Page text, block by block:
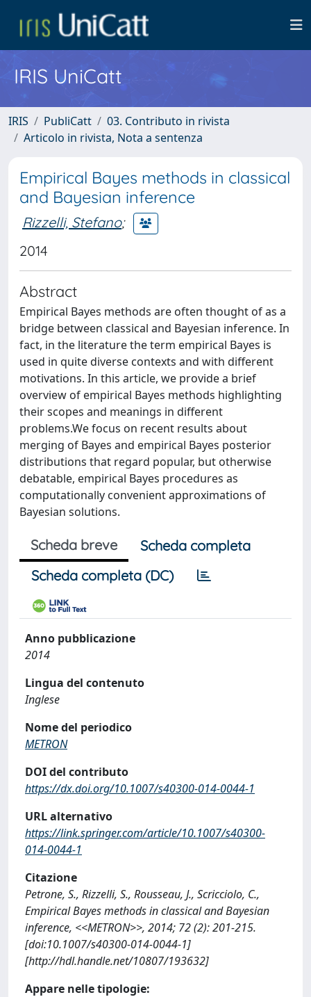
IRIS UniCatt
IRIS PubliCatt
03. Contributo in rivista
Articolo in rivista, Nota a sentenza
Empirical Bayes methods in classical
and Bayesian inference
Rizzelli, Stefano;
2014
Abstract
Empirical Bayes methods are often thought of as a
bridge between classical and Bayesian inference. In
fact, in the literature the term empirical Bayes is
used in quite diverse contexts and with different
motivations. In this article, we provide a brief
overview of empirical Bayes methods highlighting
their scopes and meanings in different
problems.We focus on recent results about
merging of Bayes and empirical Bayes posterior
distributions that regard popular, but otherwise
debatable, empirical Bayes procedures as
computationally convenient approximations of
Bayesian solutions.
Scheda breve
Scheda completa
Scheda completa (DC)
Anno pubblicazione
2014
Lingua del contenuto
Inglese
Nome del periodico
METRON
DOI del contributo
https://dx.doi.org/10.1007/s40300-014-0044-1
URL alternativo
https://link.springer.com/article/10.1007/s40300-
014-0044-1
Citazione
Petrone, S., Rizzelli, S., Rousseau, J., Scricciolo, C.,
Empirical Bayes methods in classical and Bayesian
inference, <<METRON>>, 2014; 72 (2): 201-215.
[doi:10.1007/s40300-014-0044-1]
[http://hdl.handle.net/10807/193632]
Appare nelle tipologie: